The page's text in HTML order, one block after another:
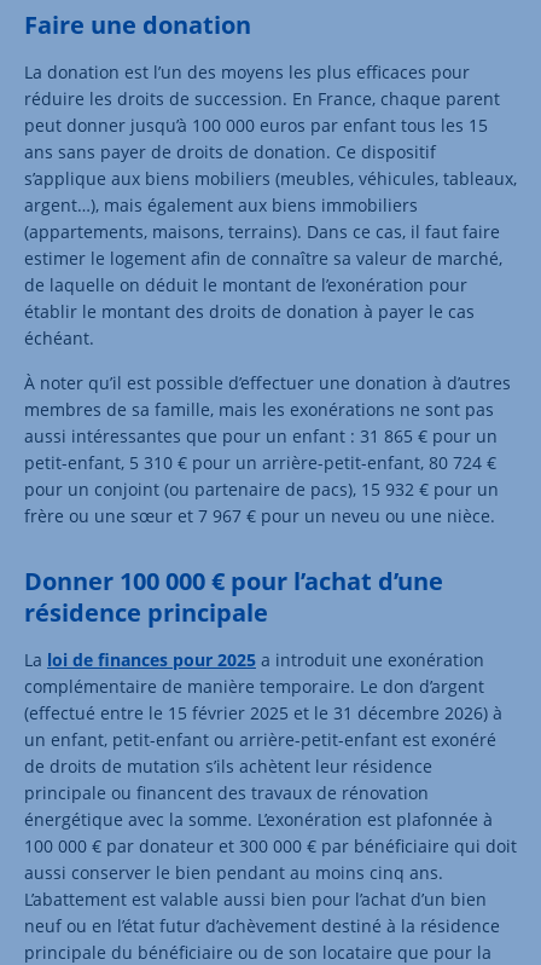
Faire une donation
La donation est l’un des moyens les plus efficaces pour
réduire les droits de succession. En France, chaque parent
peut donner jusqu’à 100 000 euros par enfant tous les 15
ans sans payer de droits de donation. Ce dispositif
s’applique aux biens mobiliers (meubles, véhicules, tableaux,
argent…), mais également aux biens immobiliers
(appartements, maisons, terrains). Dans ce cas, il faut faire
estimer le logement afin de connaître sa valeur de marché,
de laquelle on déduit le montant de l’exonération pour
établir le montant des droits de donation à payer le cas
échéant.
À noter qu’il est possible d’effectuer une donation à d’autres
membres de sa famille, mais les exonérations ne sont pas
aussi intéressantes que pour un enfant : 31 865 € pour un
petit-enfant, 5 310 € pour un arrière-petit-enfant, 80 724 €
pour un conjoint (ou partenaire de pacs), 15 932 € pour un
frère ou une sœur et 7 967 € pour un neveu ou une nièce.
Donner 100 000 € pour l’achat d’une
résidence principale
La loi de finances pour 2025 a introduit une exonération
complémentaire de manière temporaire. Le don d’argent
(effectué entre le 15 février 2025 et le 31 décembre 2026) à
un enfant, petit-enfant ou arrière-petit-enfant est exonéré
de droits de mutation s’ils achètent leur résidence
principale ou financent des travaux de rénovation
énergétique avec la somme. L’exonération est plafonnée à
100 000 € par donateur et 300 000 € par bénéficiaire qui doit
aussi conserver le bien pendant au moins cinq ans.
L’abattement est valable aussi bien pour l’achat d’un bien
neuf ou en l’état futur d’achèvement destiné à la résidence
principale du bénéficiaire ou de son locataire que pour la